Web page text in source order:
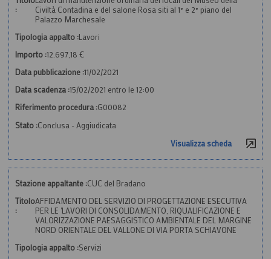
:
Civiltà Contadina e del salone Rosa siti al 1° e 2° piano del
Palazzo Marchesale
Tipologia appalto :Lavori
Importo :12.697,18 €
Data pubblicazione :11/02/2021
Data scadenza :15/02/2021 entro le 12:00
Riferimento procedura :G00082
Stato :Conclusa - Aggiudicata
Visualizza scheda
Stazione appaltante :CUC del Bradano
Titolo
:
AFFIDAMENTO DEL SERVIZIO DI PROGETTAZIONE ESECUTIVA
PER LE 'LAVORI DI CONSOLIDAMENTO, RIQUALIFICAZIONE E
VALORIZZAZIONE PAESAGGISTICO AMBIENTALE DEL MARGINE
NORD ORIENTALE DEL VALLONE DI VIA PORTA SCHIAVONE
Tipologia appalto :Servizi